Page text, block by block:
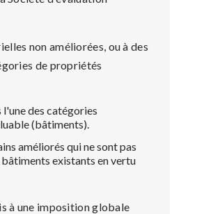
non améliorées, ou à des
de propriétés
des catégories
(bâtiments).
améliorés qui ne sont pas
existants en vertu
à une imposition globale